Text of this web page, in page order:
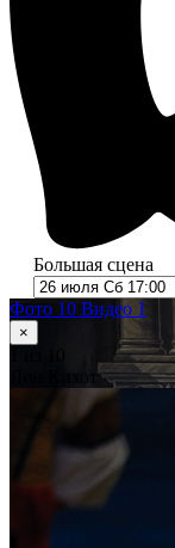
Большая сцена
Фото 10 Видео 1
×
Дон Кихот